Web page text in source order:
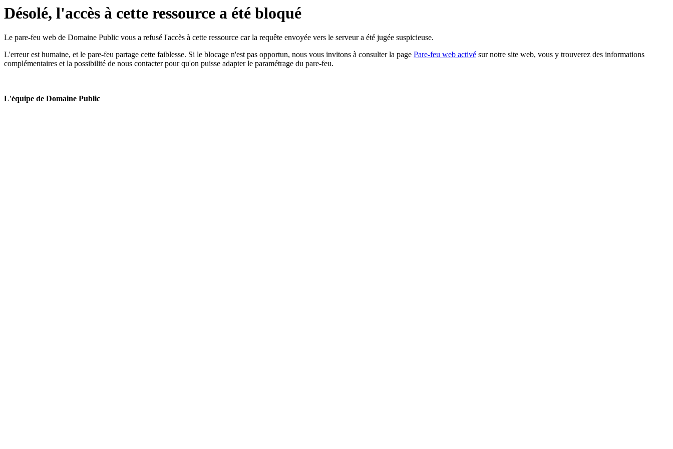
Désolé, l'accès à cette ressource a été bloqué
Le pare-feu web de Domaine Public vous a refusé l'accès à cette ressource car la requête envoyée vers le serveur a été jugée suspicieuse.
L'erreur est humaine, et le pare-feu partage cette faiblesse. Si le blocage n'est pas opportun, nous vous invitons à consulter la page Pare-feu web activé sur notre site web, vous y trouverez des informations
complémentaires et la possibilité de nous contacter pour qu'on puisse adapter le paramétrage du pare-feu.
L'équipe de Domaine Public